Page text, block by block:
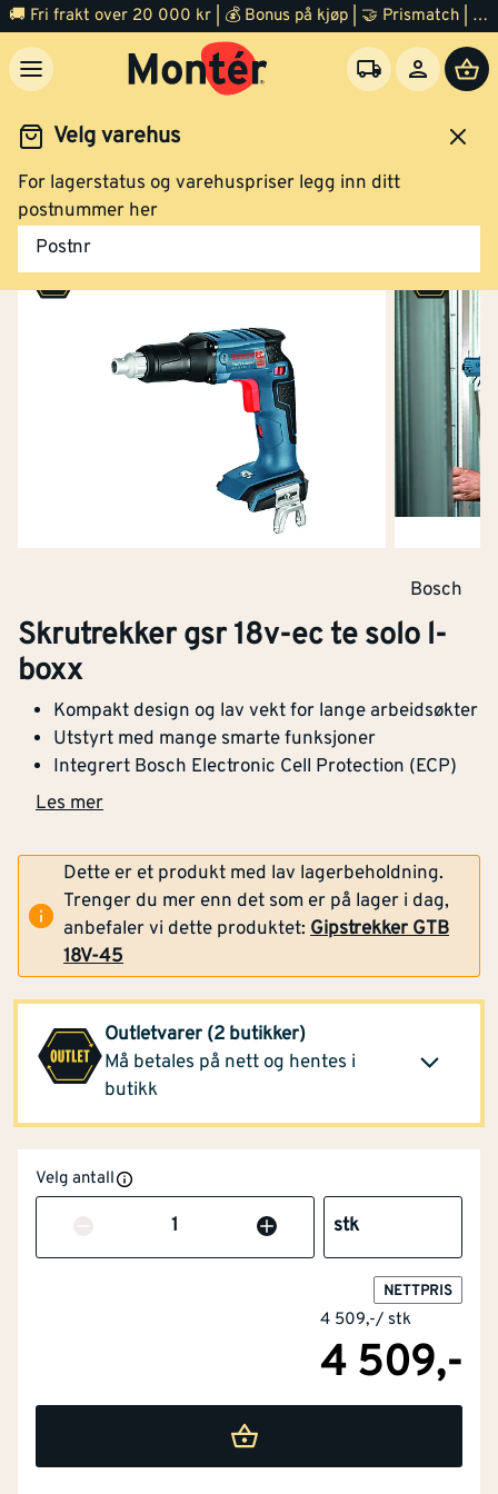
🚚 Fri frakt over 20 000 kr | 💰 Bonus på kjøp | 🤝 Prismatch | ⭐ 100% fornøyd garanti | 🏪 140 byggevarehus
Velg varehus
For lagerstatus og varehuspriser legg inn ditt
postnummer her
Postnr
Verktøy El verktøy
Bosch
Skrutrekker gsr 18v-ec te solo l-
boxx
Kompakt design og lav vekt for lange arbeidsøkter
Utstyrt med mange smarte funksjoner
Integrert Bosch Electronic Cell Protection (ECP)
Les mer
Dette er et produkt med lav lagerbeholdning.
Trenger du mer enn det som er på lager i dag,
anbefaler vi dette produktet: Gipstrekker GTB
18V-45
Outletvarer (2 butikker)
Må betales på nett og hentes i
butikk
Montér Hurum(1 stk)
Opprinnelig pris
4 509,-
2 999,-
Klikk og hent
Optimera Proffsenter
Arendal(1 stk)
Opprinnelig pris
4 509,-
2 999,-
Klikk og hent
Velg antall
Antall stk
NETTPRIS
4 509,-/ stk
4 509,-
Kompakt design og lav vekt for lange arbeidsøkter
Utstyrt med mange smarte funksjoner
Integrert Bosch Electronic Cell Protection (ECP)
Fester 3400 skruer per batteriladning